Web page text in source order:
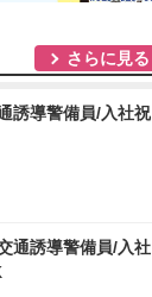
さらに見る
誘導警備員/入社祝
通誘導警備員/入社